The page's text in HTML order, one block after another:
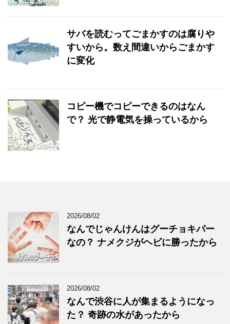
サバを読むってごまかすのは腐りや
すいから。数え間違いからごまかす
に変化
コピー機でコピーできるのはなん
で？ 光で静電気を操っているから
2026/08/02
なんでじゃんけんはグーチョキパー
なの？ ナメクジがヘビに勝ったから
2026/08/02
なんで渋谷に人が集まるようになっ
た？ 奇跡の水があったから